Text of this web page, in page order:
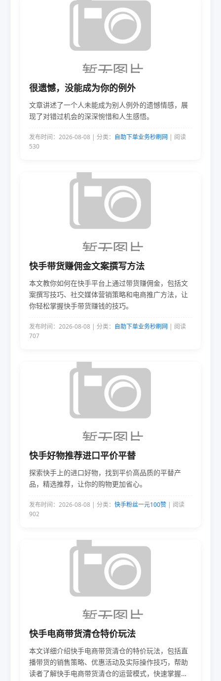
很遗憾，没能成为你的例外
文章讲述了一个人未能成为别人例外的遗憾情感，展
现了对错过机会的深深惋惜和人生感悟。
发布时间：2026-08-08 | 分类： 自助下单业务秒刷网 | 阅读
530
快手带货赚佣金文案撰写方法
本文教你如何在快手平台上通过带货赚佣金，包括文
案撰写技巧、社交媒体营销策略和电商推广方法，让
你轻松掌握快手带货赚钱的技巧。
发布时间：2026-08-08 | 分类： 自助下单业务秒刷网 | 阅读
707
快手好物推荐进口平价平替
探索快手上的进口好物，找到平价高品质的平替产
品，精选推荐，让你的购物更加省心。
发布时间：2026-08-08 | 分类： 快手粉丝一元100赞 | 阅读
902
快手电商带货清仓特价玩法
本文详细介绍快手电商带货清仓的特价玩法，包括直
播带货的销售策略、优惠活动及实际操作技巧，帮助
读者了解快手电商带货清仓的运营模式，快速掌握电